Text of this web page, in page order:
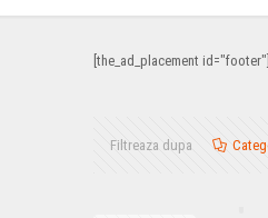
[the_ad_placement id="footer"]
Filtreaza dupa